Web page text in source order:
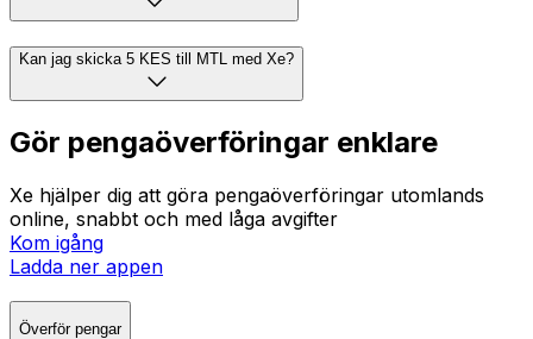
Kan jag skicka 5 KES till MTL med Xe?
Gör pengaöverföringar enklare
Xe hjälper dig att göra pengaöverföringar utomlands
online, snabbt och med låga avgifter
Kom igång
Ladda ner appen
Överför pengar